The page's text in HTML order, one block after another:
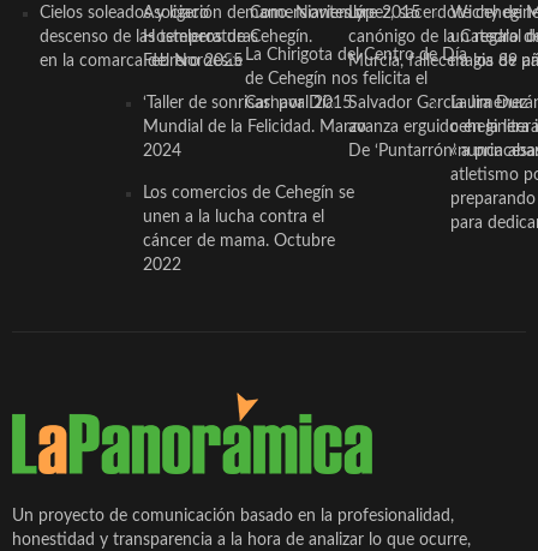
Cielos soleados y ligero
descenso de las temperaturas
en la comarca del Noroeste
Asociación de Comerciantes y
Hosteleros de Cehegín.
Febrero 2025
‘Taller de sonrisas’ por Día
Mundial de la Felicidad. Marzo
2024
Los comercios de Cehegín se
unen a la lucha contra el
cáncer de mama. Octubre
2022
mano. Noviembre 2015
La Chirigota del Centro de Día
de Cehegín nos felicita el
Carnaval 2015
López, sacerdote
canónigo de la Catedral
Murcia, fallece a los 89
Salvador García Jiménez
avanza erguido en la
De ‘Puntarrón’ a
Wichy de
un regalo
magia de
Laura
ceheginera
«nunca
atletismo
para
Un proyecto de comunicación basado en la profesionalidad,
honestidad y transparencia a la hora de analizar lo que ocurre,